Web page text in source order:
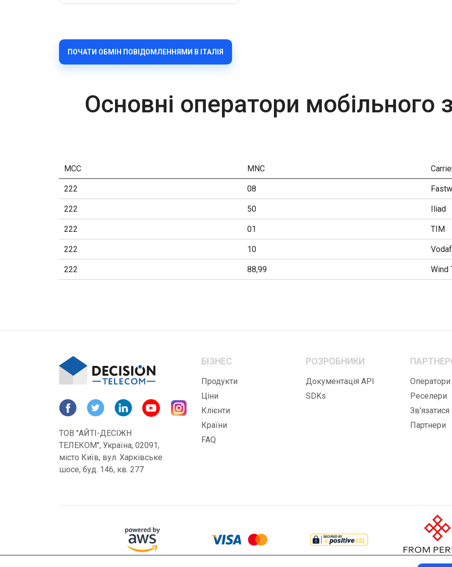
ПОЧАТИ ОБМІН ПОВІДОМЛЕННЯМИ В ІТАЛІЯ
Основні оператори мобільного
MCC MNC
222 08
222 50 Iliad
222 01 TIM
222 10
222 88,99 Wind
ТОВ "АЙТІ-ДЕСІЖН
ТЕЛЕКОМ", Україна, 02091,
місто Київ, вул. Харківське
шосе, буд. 146, кв. 277
БІЗНЕС
Продукти
Ціни
Клієнти
Країни
FAQ
РОЗРОБНИКИ
Документація API
SDKs
Оператори
Реселери
Партнери